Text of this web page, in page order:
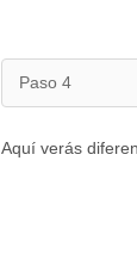
Paso 4
Aquí verás